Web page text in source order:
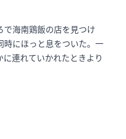
海南鶏飯の店を見つけ
時にほっと息をついた。一
連れていかれたときより